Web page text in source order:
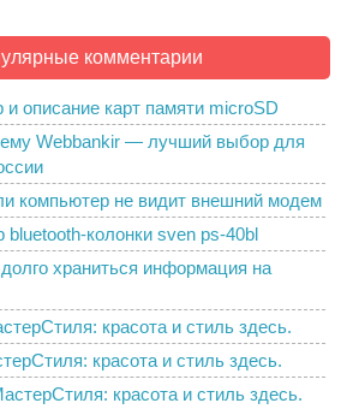
комментарии
и описание карт памяти microSD
Webbankir — лучший выбор для
компьютер не видит внешний модем
bluetooth-колонки sven ps-40bl
храниться информация на
красота и стиль здесь.
красота и стиль здесь.
красота и стиль здесь.